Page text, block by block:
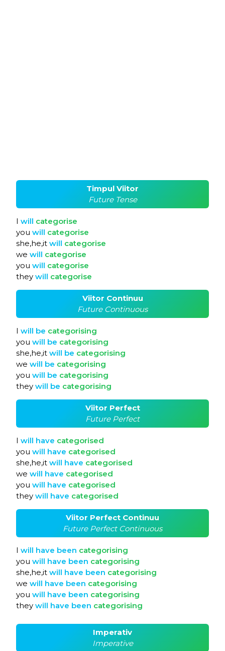
Timpul Viitor
Future Tense
I will categorise
you will categorise
she,he,it will categorise
we will categorise
you will categorise
they will categorise
Viitor Continuu
Future Continuous
I will be categorising
you will be categorising
she,he,it will be categorising
we will be categorising
you will be categorising
they will be categorising
Viitor Perfect
Future Perfect
I will have categorised
you will have categorised
she,he,it will have categorised
we will have categorised
you will have categorised
they will have categorised
Viitor Perfect Continuu
Future Perfect Continuous
I will have been categorising
you will have been categorising
she,he,it will have been categorising
we will have been categorising
you will have been categorising
they will have been categorising
Imperativ
Imperative